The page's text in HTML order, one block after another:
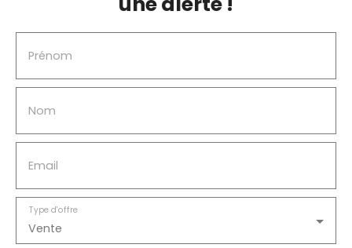
Prénom
Nom
Email
Vente
Type d'offre